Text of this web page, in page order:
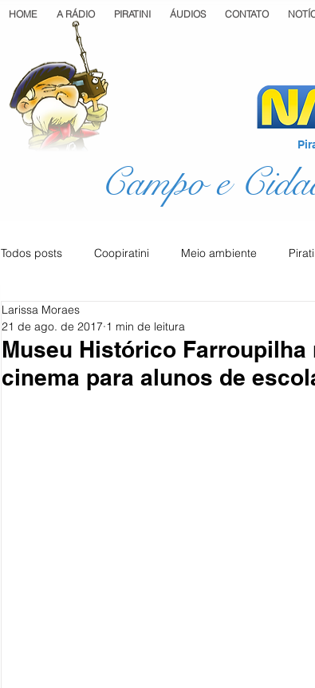
Campo e
HOME A RÁDIO PIRATINI ÁUDIOS CONTATO
Todos posts Coopiratini Meio ambiente
Geral
Coronavírus Política Região Sul Rural
Museu Histórico Farroupilha
cinema para alunos de
Larissa Moraes
21 de ago. de 2017 1 min de leitura